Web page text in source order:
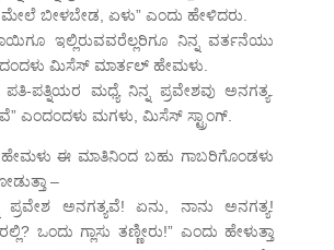
ಮೇಲೆ ಬೀಳಬೇಡ, ಏಳು” ಎಂದು ಹೇಳಿದರು.
ಇಲ್ಲಿರುವವರೆಲ್ಲರಿಗೂ ನಿನ್ನ ವರ್ತನೆಯು
ಮಿಸೆಸ್ ಮಾರ್ತಲ್ ಹೇಮಳು.
ಪತ್ನಿಯರ ಮಧ್ಯೆ ನಿನ್ನ ಪ್ರವೇಶವು ಅನಗತ್ಯ.
ಎಂದಂದಳು ಮಗಳು, ಮಿಸೆಸ್ ಸ್ಟ್ರಾಂಗ್.
ಈ ಮಾತಿನಿಂದ ಬಹು ಗಾಬರಿಗೊಂಡಳು
–
ಅನಗತ್ಯವೆ! ಏನು, ನಾನು ಅನಗತ್ಯ!
ಒಂದು ಗ್ಲಾಸು ತಣ್ಣೀರು!” ಎಂದು ಹೇಳುತ್ತಾ